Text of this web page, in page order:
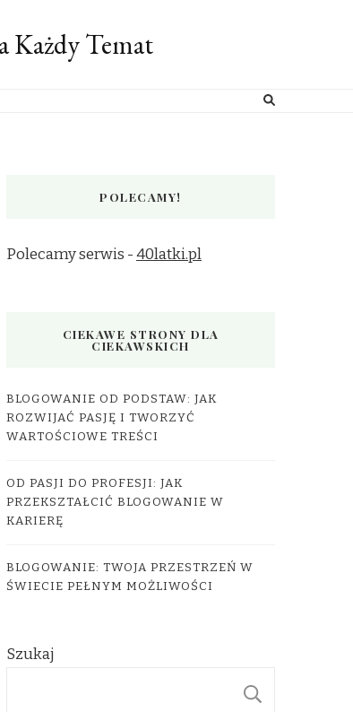
Każdy Temat
POLECAMY!
Polecamy serwis -40latki.pl
CIEKAWE STRONY DLA
CIEKAWSKICH
BLOGOWANIE OD PODSTAW: JAK
ROZWIJAĆ PASJĘ I TWORZYĆ
WARTOŚCIOWE TREŚCI
OD PASJI DO PROFESJI: JAK
PRZEKSZTAŁCIĆ BLOGOWANIE W
KARIERĘ
BLOGOWANIE: TWOJA PRZESTRZEŃ W
ŚWIECIE PEŁNYM MOŻLIWOŚCI
Szukaj